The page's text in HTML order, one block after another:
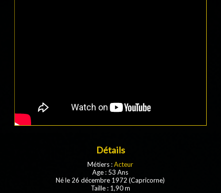
Détails
Métiers :Acteur
Age : 53 Ans
Né le 26 décembre 1972 (Capricorne)
Taille : 1,90 m